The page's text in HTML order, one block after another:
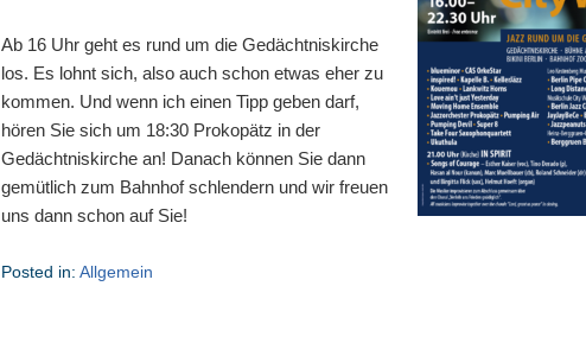
Ab 16 Uhr geht es rund um die Gedächtniskirche
los. Es lohnt sich, also auch schon etwas eher zu
kommen. Und wenn ich einen Tipp geben darf,
hören Sie sich um 18:30 Prokopätz in der
Gedächtniskirche an! Danach können Sie dann
gemütlich zum Bahnhof schlendern und wir freuen
uns dann schon auf Sie!
Posted in: Allgemein